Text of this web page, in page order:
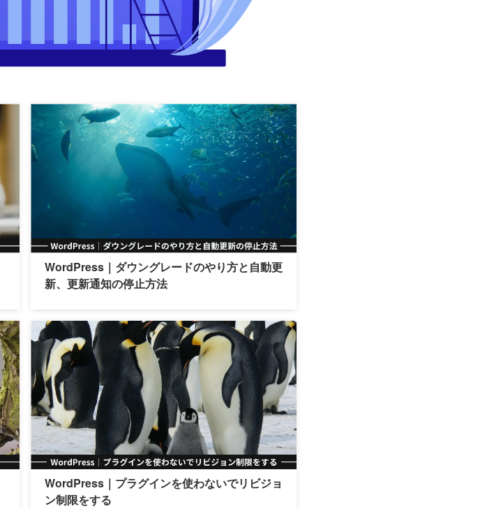
WordPress｜ダウングレードのやり方と自動更
新、更新通知の停止方法
WordPress｜プラグインを使わないでリビジョ
ン制限をする